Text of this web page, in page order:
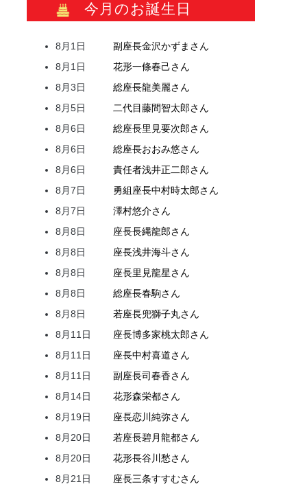
今月のお誕生日
8月1日 副座長金沢かずま さん
8月1日
花形一條春己さん
8月3日
総座長龍美麗さん
8月5日
二代目藤間智太郎さん
8月6日
総座長里見要次郎さん
8月6日
総座長おおみ悠さん
8月6日
責任者浅井正二郎さん
8月7日
勇組座長中村時太郎さん
8月7日
澤村悠介さん
8月8日
座長長縄龍郎さん
8月8日
座長浅井海斗さん
8月8日
座長里見龍星さん
8月8日
総座長春駒さん
8月8日
若座長兜獅子丸さん
8月11日
座長博多家桃太郎さん
8月11日
座長中村喜道さん
8月11日
副座長司春香さん
8月14日
花形森栄都さん
8月19日
座長恋川純弥さん
8月20日
若座長碧月龍都さん
8月20日
花形長谷川愁さん
8月21日
座長三条すすむさん